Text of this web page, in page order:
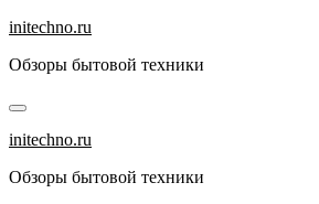
Перейти
содержанию
initechno.ru
Обзоры бытовой техники
initechno.ru
Обзоры бытовой техники